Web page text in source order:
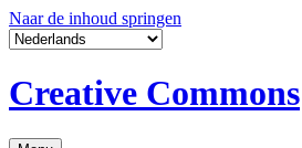
Naar de inhoud springen
Creative Commons